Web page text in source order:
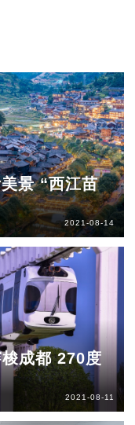
景 “西江苗
2021-08-14
成都 270度
2021-08-11